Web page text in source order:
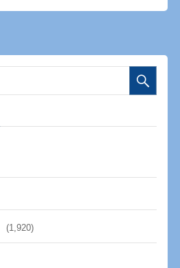
(1,920)